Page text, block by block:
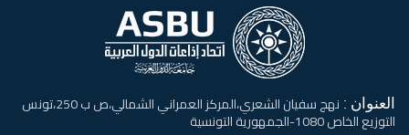
العنوان : نهج سفيان الشعري،المركز العمراني الشمالي،ص ب 250،تونس
التوزيع الخاص 1080-الجمهورية التونسية